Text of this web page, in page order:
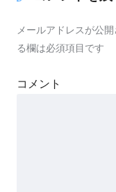
メールアドレスが公
る欄は必須項目です
コメント